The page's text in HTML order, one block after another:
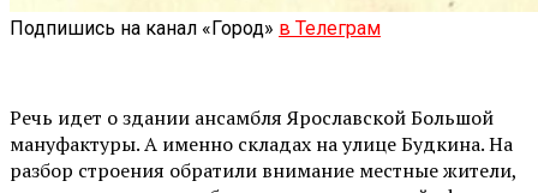
Подпишись на канал «Город» в Телеграм
Речь идет о здании ансамбля Ярославской Большой
мануфактуры. А именно складах на улице Будкина. На
разбор строения обратили внимание местные жители,